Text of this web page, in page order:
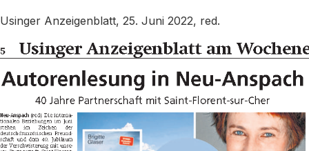
Usinger Anzeigenblatt, 25. Juni 2022, red.